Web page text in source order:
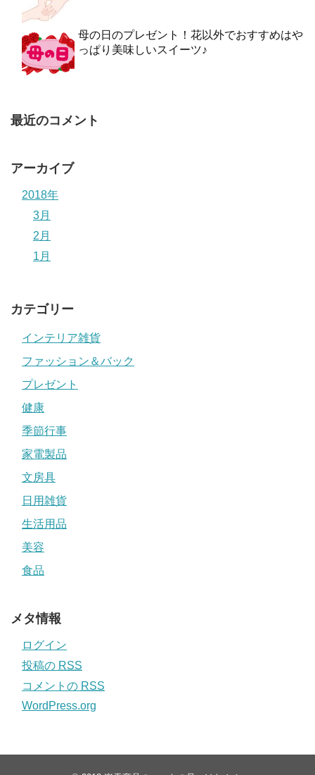
母の日のプレゼント！花以外でおすすめはや
っぱり美味しいスイーツ♪
最近のコメント
アーカイブ
2018年
3月
2月
1月
カテゴリー
インテリア雑貨
ファッション＆バック
プレゼント
健康
季節行事
家電製品
文房具
日用雑貨
生活用品
美容
食品
メタ情報
ログイン
投稿の RSS
コメントの RSS
WordPress.org